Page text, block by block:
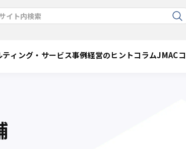
ティング・サービス事例経営のヒントコラムJMAC